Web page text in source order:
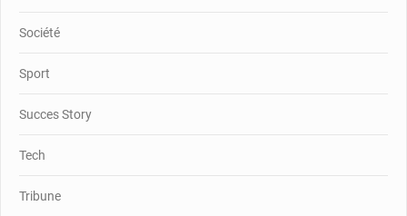
Société
Sport
Succes Story
Tech
Tribune